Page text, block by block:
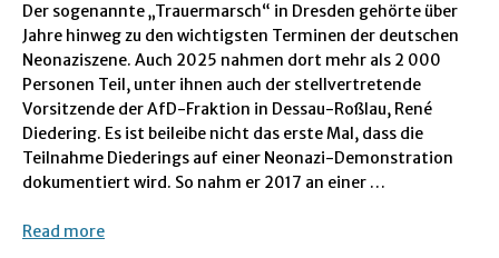
Der sogenannte „Trauermarsch“ in Dresden gehörte über
Jahre hinweg zu den wichtigsten Terminen der deutschen
Neonaziszene. Auch 2025 nahmen dort mehr als 2 000
Personen Teil, unter ihnen auch der stellvertretende
Vorsitzende der AfD-Fraktion in Dessau-Roßlau, René
Diedering. Es ist beileibe nicht das erste Mal, dass die
Teilnahme Diederings auf einer Neonazi-Demonstration
dokumentiert wird. So nahm er 2017 an einer …
Read more